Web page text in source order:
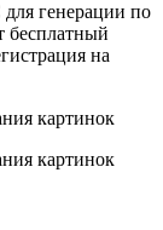
генерации по
бесплатный
на